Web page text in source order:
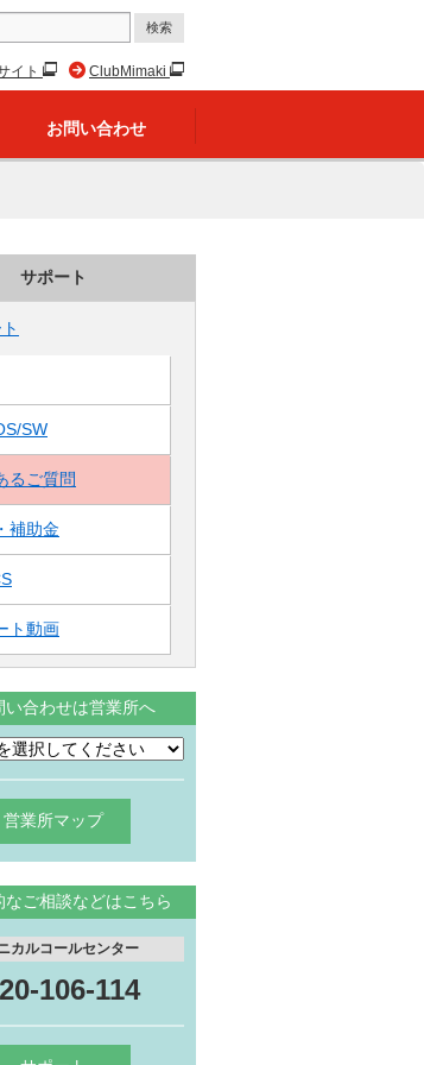
ClubMimaki
イト
お問い合わせ
サポート
SW
るご質問
補助金
ト動画
い合わせは営業所へ
営業所マップ
なご相談などはこちら
カルコールセンター
106-114